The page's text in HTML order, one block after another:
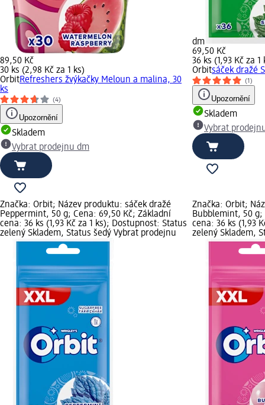
89,50 Kč
30 ks (2,98 Kč za 1 ks)
OrbitRefreshers žvýkačky Meloun a malina, 30
ks
(4)
Upozornění
Skladem
Vybrat prodejnu dm
dm
69,50 Kč
36 ks (1,93 Kč za 1
Orbitsáček dražé
(1)
Upozornění
Skladem
Vybrat
Značka: Orbit; Název produktu: sáček dražé
Peppermint, 50 g; Cena: 69,50 Kč; Základní
cena: 36 ks (1,93 Kč za 1 ks); Dostupnost: Status
zelený Skladem, Status šedý Vybrat prodejnu
Značka: Orbit;
Bubblemint, 50 g;
cena: 36 ks (1,93
zelený Skladem,